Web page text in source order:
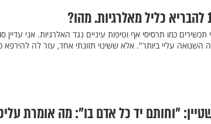
כמו תרסיסי אף וטיפות עיניים נגד האלרגיות. אני עדיין
השנואה עליי ביותר". אלא ששינוי תזונתי אחד, עזר לה להירפא
"וחותם יד כל אדם בו": מה אומרת